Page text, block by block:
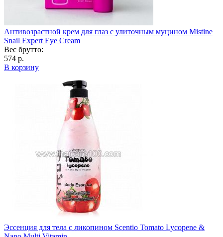
Антивозрастной крем для глаз с улиточным муцином Mistine
Snail Expert Eye Cream
Вес брутто:
574 р.
В корзину
Эссенция для тела с ликопином Scentio Tomato Lycopene &